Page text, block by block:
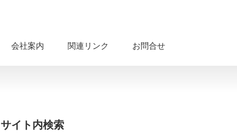
会社案内 関連リンク お問合せ
サイト内検索